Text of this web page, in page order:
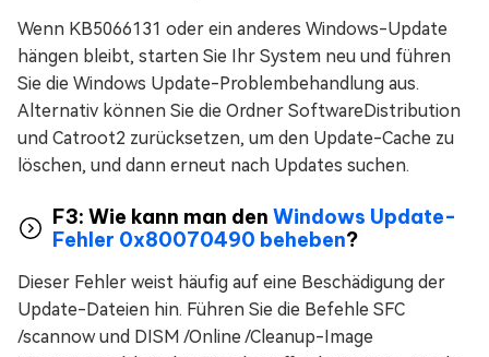
Wenn KB5066131 oder ein anderes Windows-Update
hängen bleibt, starten Sie Ihr System neu und führen
Sie die Windows Update-Problembehandlung aus.
Alternativ können Sie die Ordner SoftwareDistribution
und Catroot2 zurücksetzen, um den Update-Cache zu
löschen, und dann erneut nach Updates suchen.
F3: Wie kann man den Windows Update-
Fehler 0x80070490 beheben?
Dieser Fehler weist häufig auf eine Beschädigung der
Update-Dateien hin. Führen Sie die Befehle SFC
/scannow und DISM /Online /Cleanup-Image